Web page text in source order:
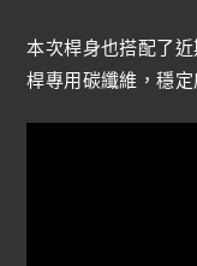
本次桿身也搭配了
桿專用碳纖維，穩